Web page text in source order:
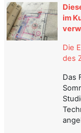
im
Die
des
Das